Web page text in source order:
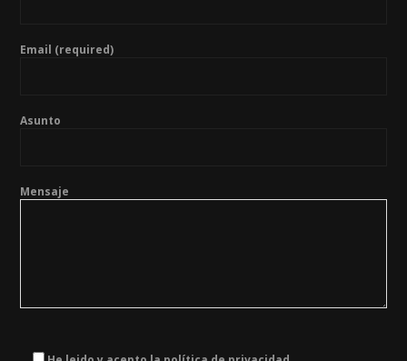
Email (required)
Asunto
Mensaje